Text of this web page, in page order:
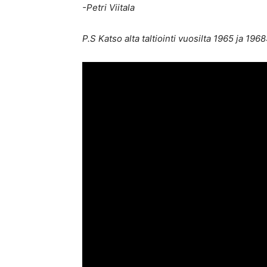
-Petri Viitala
P.S Katso alta taltiointi vuosilta 1965 ja